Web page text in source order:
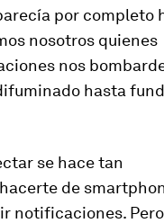
por completo
nosotros quienes
nos
hasta
se hace tan
de
notificaciones.